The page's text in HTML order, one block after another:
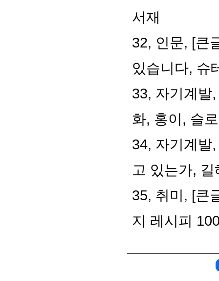
서재
32, 인문, [큰
있습니다, 슈
33, 자기계발
화, 홍이, 슬
34, 자기계발
고 있는가,
35, 취미, [큰
지 레시피